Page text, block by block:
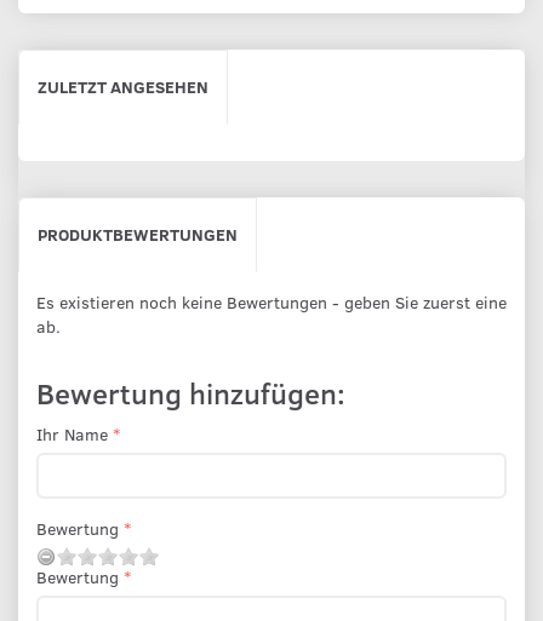
ZULETZT ANGESEHEN
PRODUKTBEWERTUNGEN
Es existieren noch keine Bewertungen - geben Sie zuerst eine
ab.
Bewertung hinzufügen:
Ihr Name
Bewertung
Bewertung